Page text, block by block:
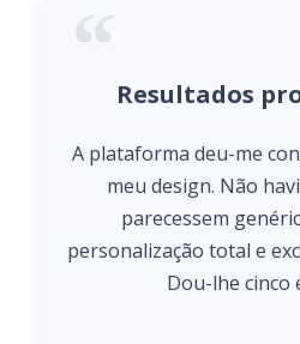
Resultados
A plataforma deu-me
meu design. Não
parecessem
personalização total e
Dou-lhe cinco